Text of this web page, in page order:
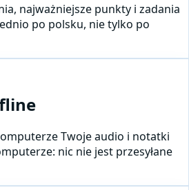
najważniejsze punkty i zadania
po polsku, nie tylko po
Twoje audio i notatki
nic nie jest przesyłane